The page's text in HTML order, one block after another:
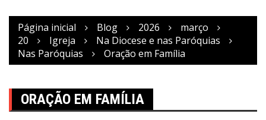
Página inicial Blog 2026
março
20
Igreja
Na Diocese e nas Paróquias
Nas Paróquias
Oração em Família
ORAÇÃO EM FAMÍLIA